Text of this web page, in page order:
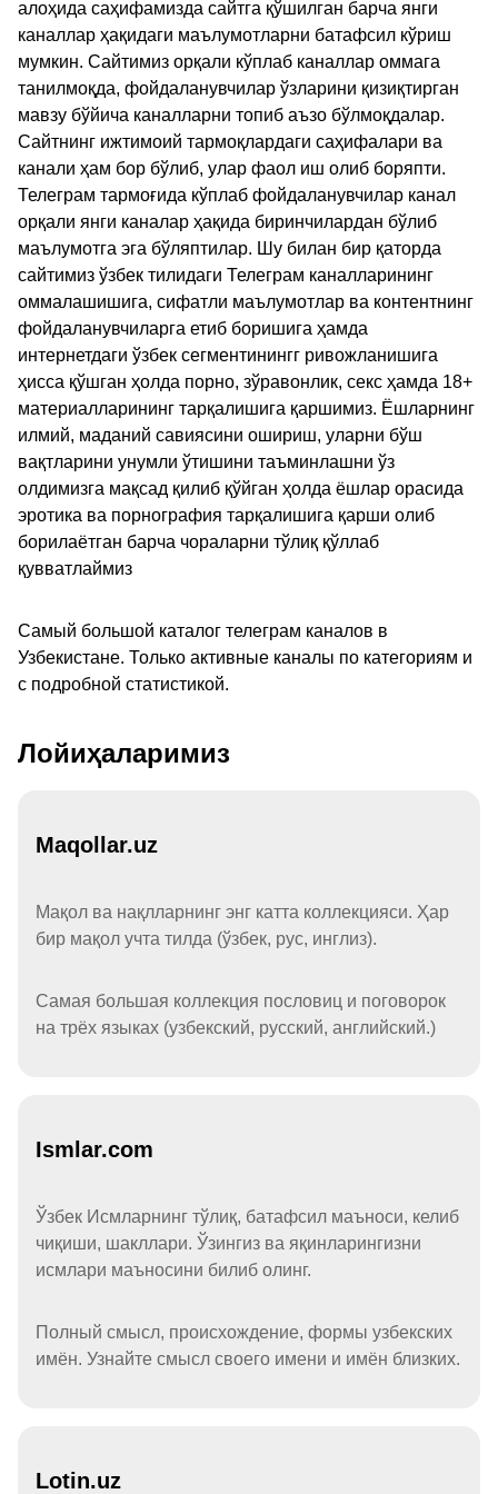
алоҳида саҳифамизда сайтга қўшилган барча янги
каналлар ҳақидаги маълумотларни батафсил кўриш
мумкин. Сайтимиз орқали кўплаб каналлар оммага
танилмоқда, фойдаланувчилар ўзларини қизиқтирган
мавзу бўйича каналларни топиб аъзо бўлмоқдалар.
Сайтнинг ижтимоий тармоқлардаги саҳифалари ва
канали ҳам бор бўлиб, улар фаол иш олиб боряпти.
Телеграм тармоғида кўплаб фойдаланувчилар канал
орқали янги каналар ҳақида биринчилардан бўлиб
маълумотга эга бўляптилар. Шу билан бир қаторда
сайтимиз ўзбек тилидаги Телеграм каналларининг
оммалашишига, сифатли маълумотлар ва контентнинг
фойдаланувчиларга етиб боришига ҳамда
интернетдаги ўзбек сегментинингг ривожланишига
ҳисса қўшган ҳолда порно, зўравонлик, секс ҳамда 18+
материалларининг тарқалишига қаршимиз. Ёшларнинг
илмий, маданий савиясини ошириш, уларни бўш
вақтларини унумли ўтишини таъминлашни ўз
олдимизга мақсад қилиб қўйган ҳолда ёшлар орасида
эротика ва порнография тарқалишига қарши олиб
борилаётган барча чораларни тўлиқ қўллаб
қувватлаймиз
Самый большой каталог телеграм каналов в
Узбекистане. Только активные каналы по категориям и
с подробной статистикой.
Лойиҳаларимиз
Maqollar.uz
Мақол ва нақлларнинг энг катта коллекцияси. Ҳар
бир мақол учта тилда (ўзбек, рус, инглиз).
Самая большая коллекция пословиц и поговорок
на трёх языках (узбекский, русский, английский.)
Ismlar.com
Ўзбек Исмларнинг тўлиқ, батафсил маъноси, келиб
чиқиши, шакллари. Ўзингиз ва яқинларингизни
исмлари маъносини билиб олинг.
Полный смысл, происхождение, формы узбекских
имён. Узнайте смысл своего имени и имён близких.
Lotin.uz